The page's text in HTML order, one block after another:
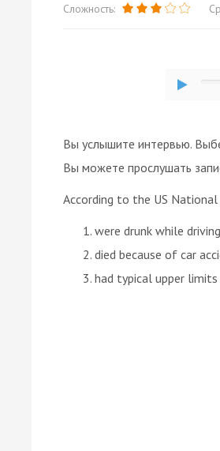
Сложность:
Вы услышите интервью.
Вы можете прослушать
According to the US
were drunk while
died because of car
had typical upper